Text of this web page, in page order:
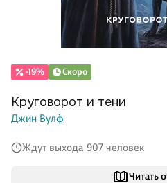
Читать
-19% Скоро
Круговорот и тени
Джин Вулф
Ждут выхода 907 человек